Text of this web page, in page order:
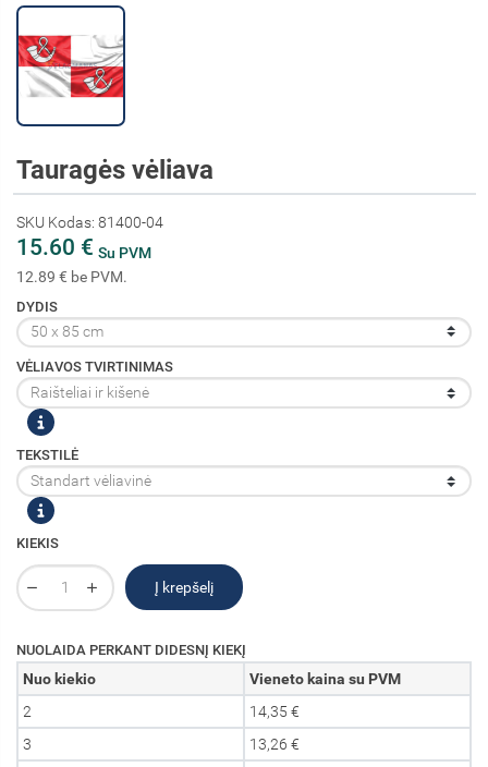
Tauragės vėliava
SKU Kodas: 81400-04
15.60 € Su PVM
12.89 € be PVM.
DYDIS
VĖLIAVOS TVIRTINIMAS
TEKSTILĖ
KIEKIS
Į krepšelį
NUOLAIDA PERKANT DIDESNĮ KIEKĮ
Nuo kiekio
Vieneto kaina su PVM
2
14,35 €
3
13,26 €